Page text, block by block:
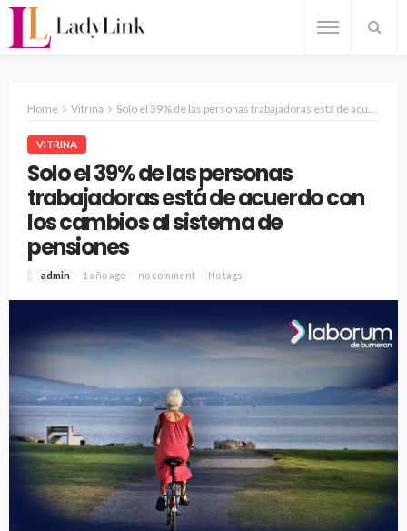
Home Vitrina Solo el 39% de las personas trabajadoras está de acuerdo con los cambios al sistema de pensiones
VITRINA
Solo el 39% de las personas
trabajadoras está de acuerdo con
los cambios al sistema de
pensiones
admin 1 año ago no comment No tags